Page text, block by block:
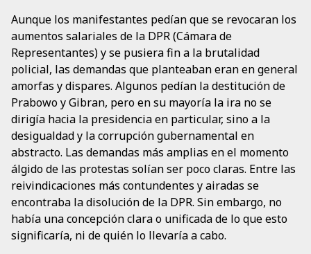
Aunque los manifestantes pedían que se revocaran los
aumentos salariales de la DPR (Cámara de
Representantes) y se pusiera fin a la brutalidad
policial, las demandas que planteaban eran en general
amorfas y dispares. Algunos pedían la destitución de
Prabowo y Gibran, pero en su mayoría la ira no se
dirigía hacia la presidencia en particular, sino a la
desigualdad y la corrupción gubernamental en
abstracto. Las demandas más amplias en el momento
álgido de las protestas solían ser poco claras. Entre las
reivindicaciones más contundentes y airadas se
encontraba la disolución de la DPR. Sin embargo, no
había una concepción clara o unificada de lo que esto
significaría, ni de quién lo llevaría a cabo.